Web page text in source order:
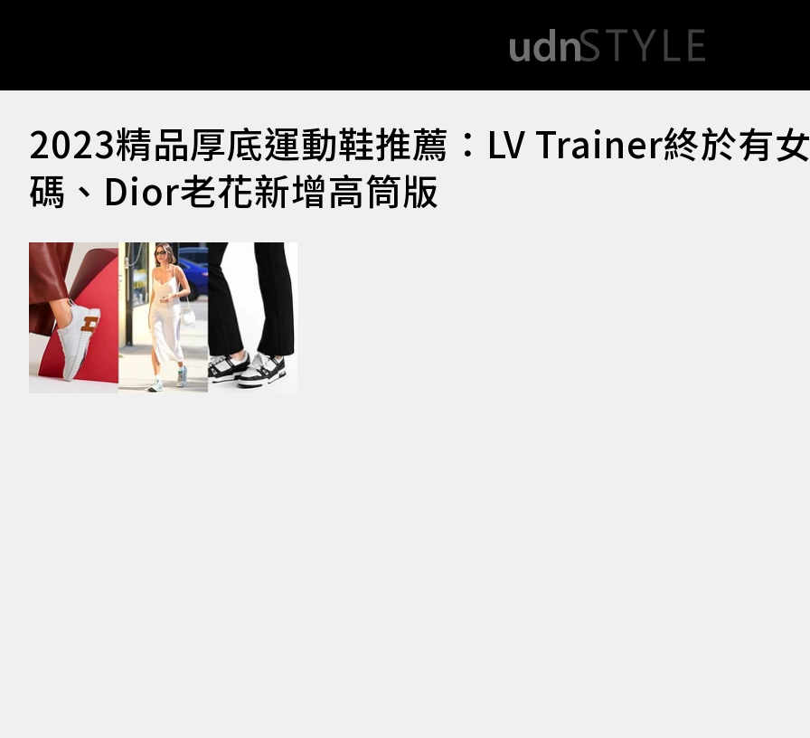
2023精品厚底運動鞋推薦：LV Trainer終於有女
碼、Dior老花新增高筒版